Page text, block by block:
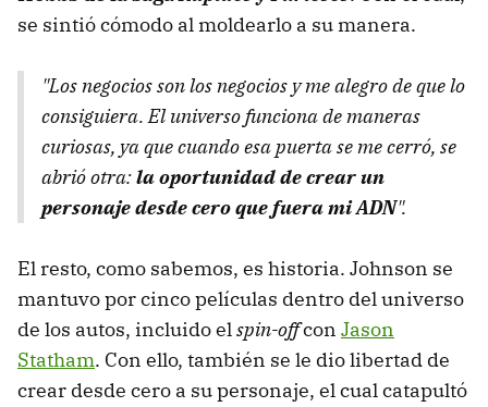
se sintió cómodo al moldearlo a su manera.
"Los negocios son los negocios y me alegro de que lo
consiguiera. El universo funciona de maneras
curiosas, ya que cuando esa puerta se me cerró, se
abrió otra:la oportunidad de crear un
personaje desde cero que fuera mi ADN".
El resto, como sabemos, es historia. Johnson se
mantuvo por cinco películas dentro del universo
de los autos, incluido elspin-offcon Jason
Statham. Con ello, también se le dio libertad de
crear desde cero a su personaje, el cual catapultó